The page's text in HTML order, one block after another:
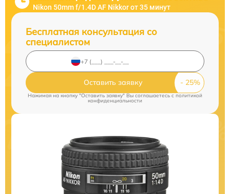
Nikon 50mm f/1.4D AF Nikkor от 35 минут
Бесплатная консультация со
специалистом
Оставить заявку
Нажимая на кнопку "Оставить заявку" Вы соглашаетесь cполитикой
конфиденциальности